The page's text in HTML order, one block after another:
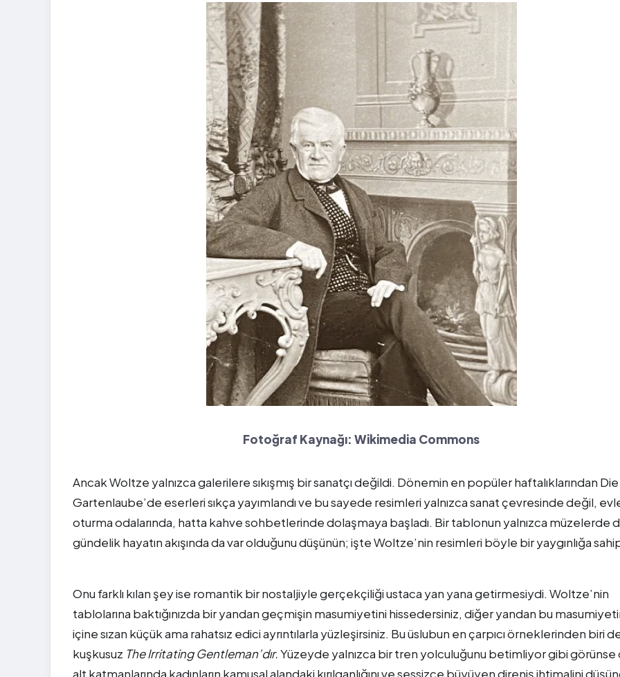
Fotoğraf Kaynağı: Wikimedia Commons
Ancak Woltze yalnızca galerilere sıkışmış bir sanatçı değildi. Dönemin en popüler haftalıklarından Die
Gartenlaube’de eserleri sıkça yayımlandı ve bu sayede resimleri yalnızca sanat çevresinde değil,
oturma odalarında, hatta kahve sohbetlerinde dolaşmaya başladı. Bir tablonun yalnızca müzelerde
gündelik hayatın akışında da var olduğunu düşünün; işte Woltze’nin resimleri böyle bir yaygınlığa
Onu farklı kılan şey ise romantik bir nostaljiyle gerçekçiliği ustaca yan yana getirmesiydi. Woltze’nin
tablolarına baktığınızda bir yandan geçmişin masumiyetini hissedersiniz, diğer yandan bu
içine sızan küçük ama rahatsız edici ayrıntılarla yüzleşirsiniz. Bu üslubun en çarpıcı örneklerinden biri
kuşkusuz The Irritating Gentleman’dır.Yüzeyde yalnızca bir tren yolculuğunu betimliyor gibi görünse
alt katmanlarında kadınların kamusal alandaki kırılganlığını ve sessizce büyüyen direniş ihtimalini